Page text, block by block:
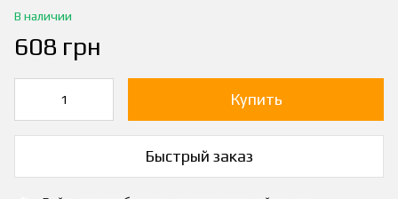
В наличии
608 грн
Купить
Быстрый заказ